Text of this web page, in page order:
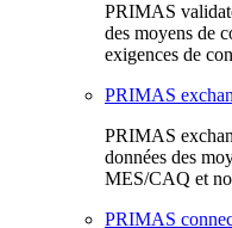
PRIMAS
des moyens de
exigences de
PRIMAS
PRIMAS
données des
MES/CAQ et
PRIMAS